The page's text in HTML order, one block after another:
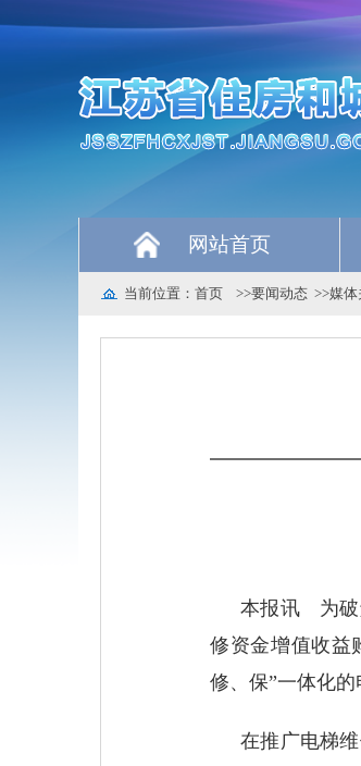
网站首页
当前位置： 首页 >>要闻动态 >>媒体
本报讯 为破
修资金增值收益
修、保”一体化的
在推广电梯